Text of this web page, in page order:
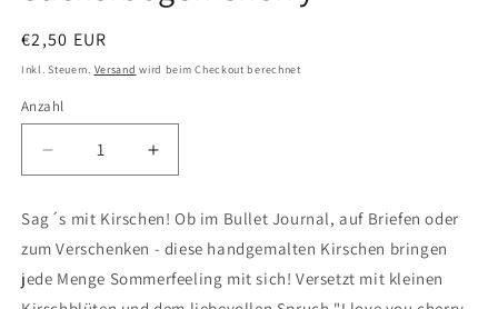
Normaler
Preis
€2,50 EUR
Inkl. Steuern. Versand wird beim Checkout berechnet
Anzahl
Verringere
die
Menge
für
Stickerbogen
Cherry
Erhöhe
die
für
Stickerbogen
Cherry
Sag´s mit Kirschen! Ob im Bullet Journal, auf Briefen oder
zum Verschenken - diese handgemalten Kirschen bringen
jede Menge Sommerfeeling mit sich! Versetzt mit kleinen